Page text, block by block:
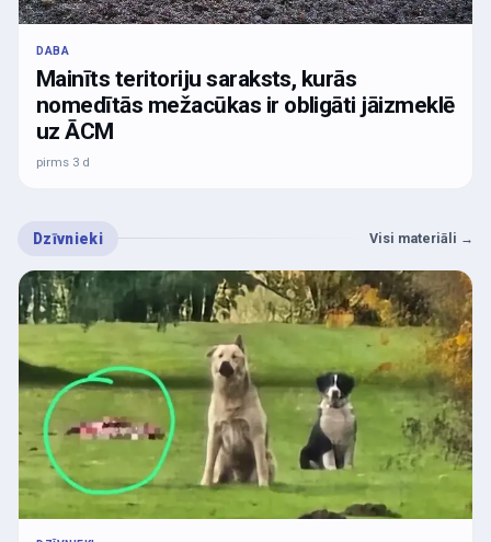
DABA
Mainīts teritoriju saraksts, kurās
nomedītās mežacūkas ir obligāti jāizmeklē
uz ĀCM
pirms 3 d
Dzīvnieki Visi materiāli →